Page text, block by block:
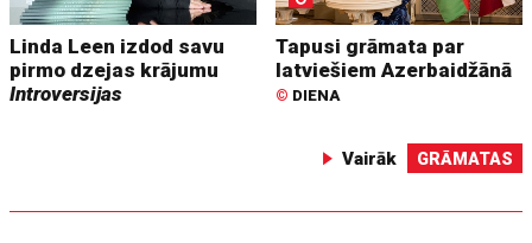
Linda Leen izdod savu
pirmo dzejas krājumu
Introversijas
Tapusi grāmata par
latviešiem Azerbaidžānā
© DIENA
Vairāk GRĀMATAS